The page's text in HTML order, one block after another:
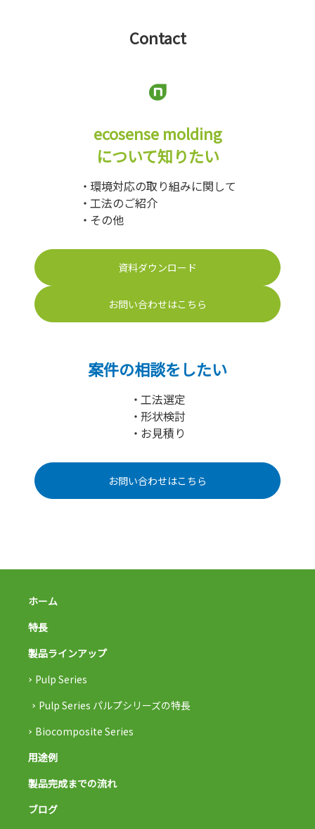
Contact
ecosense molding
について知りたい
環境対応の取り組みに関して
工法のご紹介
その他
資料ダウンロード
お問い合わせはこちら
案件の相談をしたい
工法選定
形状検討
お見積り
お問い合わせはこちら
ホーム
特長
製品ラインアップ
Pulp Series
Pulp Series パルプシリーズの特長
Biocomposite Series
用途例
製品完成までの流れ
ブログ